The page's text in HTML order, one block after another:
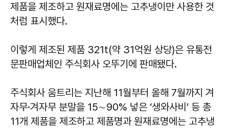
제품을 제조하고 원재료명에는 고추냉이만 사용한 것
처럼 표시했다.
이렇게 제조된 제품 321t(약 31억원 상당)은 유통전
문판매업체인 주식회사 오뚜기에 판매됐다.
주식회사 움트리는 지난해 11월부터 올해 7월까지 겨
자무·겨자무 분말을 15∼90% 넣은 ‘생와사비’ 등 총
11개 제품을 제조하고 제품명과 원재료명에는 고추냉